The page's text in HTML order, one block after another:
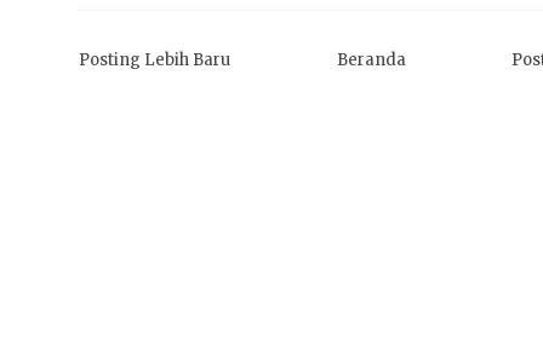
Posting Lebih Baru Beranda